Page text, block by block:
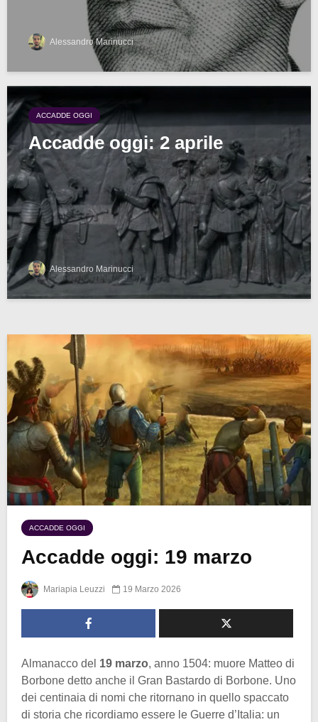
Alessandro Marinucci
ACCADDE OGGI
Accadde oggi: 2 aprile
Alessandro Marinucci
ACCADDE OGGI
Accadde oggi: 19 marzo
Mariapia Leuzzi 19 Marzo 2026
Almanacco del 19 marzo, anno 1504: muore Matteo di
Borbone detto anche il Gran Bastardo di Borbone. Uno
dei centinaia di nomi che ritornano in quello spaccato
di storia che ricordiamo essere le Guerre d’Italia: un